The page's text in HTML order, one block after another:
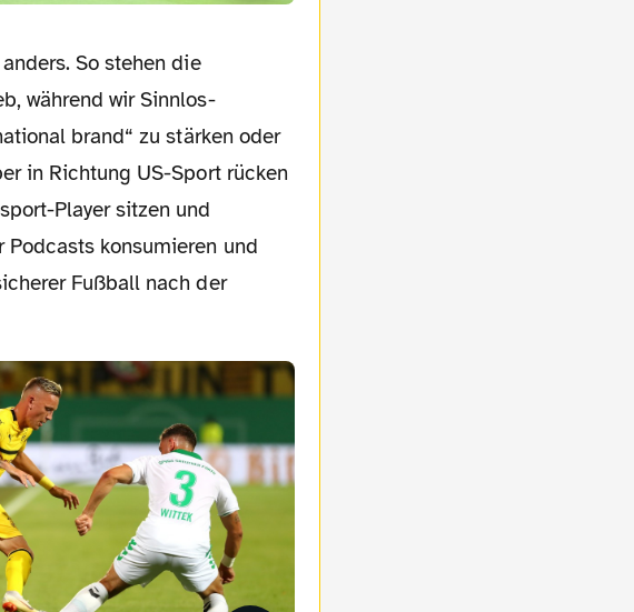
während wir Sinnlos-
brand“ zu stärken oder
in Richtung US-Sport rücken
Player sitzen und
konsumieren und
Fußball nach der